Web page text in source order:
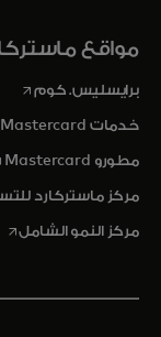
مواقع
برايسليس. كومtab
خدمات Mastercard
مطورو Mastercard
مركز ماستركارد
مركز النمو الشامل